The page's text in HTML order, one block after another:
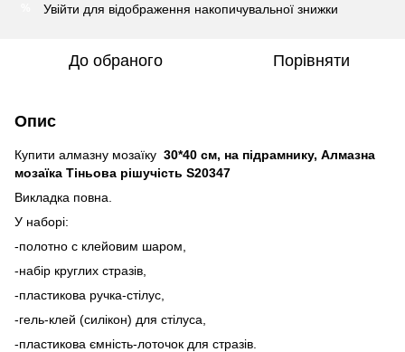
Увійти для відображення накопичувальної знижки
До обраного Порівняти
Опис
Купити алмазну мозаїку 30*40 см, на підрамнику, Алмазна
мозаїка Тіньова рішучість S20347
Викладка повна.
У наборі:
-полотно с клейовим шаром,
-набір круглих стразів,
-пластикова ручка-стілус,
-гель-клей (силікон) для стілуса,
-пластикова ємність-лоточок для стразів.